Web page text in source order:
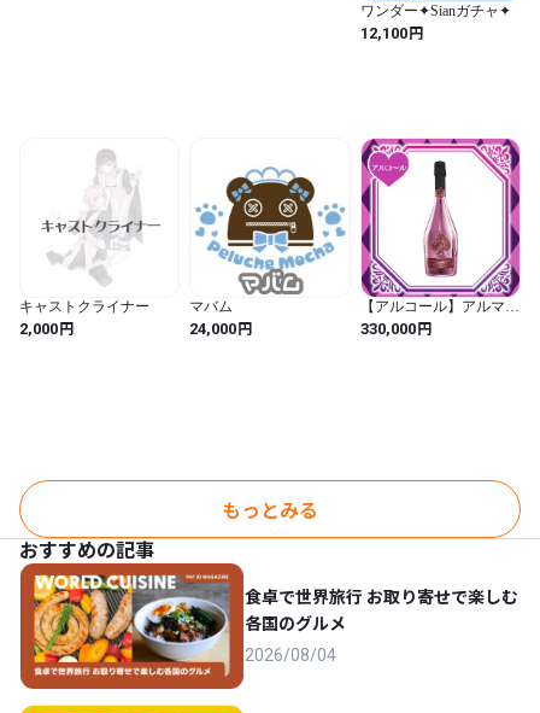
ワンダー✦Sianガチャ✦
12,100円
キャストクライナー
2,000円
マバム
24,000円
【アルコール】アルマン
ドロゼ
330,000円
もっとみる
おすすめの記事
食卓で世界旅行 お取り寄せで楽しむ
各国のグルメ
2026/08/04